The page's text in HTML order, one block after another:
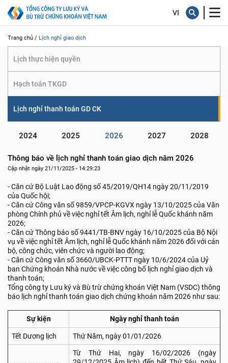
Trang chủ / Lịch nghỉ giao dịch
Lịch thực hiện quyền
Hạch toán TKGD
Lịch nghỉ thanh toán GD CK
2024 2025 2026 2027 2028
Thông báo về lịch nghỉ thanh toán giao dịch năm 2026
Cập nhật ngày 21/11/2025 - 14:29:23
- Căn cứ Bộ Luật Lao động số 45/2019/QH14 ngày 20/11/2019
của Quốc hội;
- Căn cứ Công văn số 9859/VPCP-KGVX ngày 13/10/2025 của Văn
phòng Chính phủ về việc nghỉ tết Âm lịch, nghỉ lễ Quốc khánh năm
2026;
- Căn cứ Thông báo số 9441/TB-BNV ngày 16/10/2025 của Bộ Nội
vụ về việc nghỉ tết Âm lịch, nghỉ lễ Quốc khánh năm 2026 đối với cán
bộ, công chức, viên chức và người lao động;
- Căn cứ Công văn số 3660/UBCK-PTTT ngày 10/6/2024 của Uỷ
ban Chứng khoán Nhà nước về việc công bố lịch nghỉ giao dịch và
thanh toán;
Tổng công ty Lưu ký và Bù trừ chứng khoán Việt Nam (VSDC) thông
báo lịch nghỉ thanh toán giao dịch chứng khoán năm 2026 như sau:
Sự kiện Ngày nghỉ thanh toán
Tết Dương lịch Thứ Năm, ngày 01/01/2026
Từ Thứ Hai, ngày 16/02/2026 (ngày